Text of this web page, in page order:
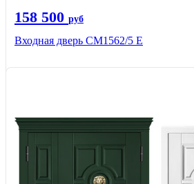
158 500 руб
Входная дверь СМ1562/5 Е